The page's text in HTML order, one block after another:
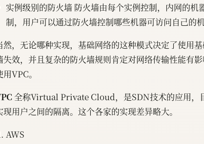
实例级别的防火墙 防火墙由每个实例控制，内网的机
制，用户可以通过防火墙控制哪些机器可访问自己的
然，无论哪种实现，基础网络的这种模式决定了使用
失效，并且复杂的防火墙规则肯定对网络传输性能有
用VPC。
全称Virtual Private Cloud，是SDN技术的应用，
现用户之间的隔离。这个各家的实现差异略大。
AWS